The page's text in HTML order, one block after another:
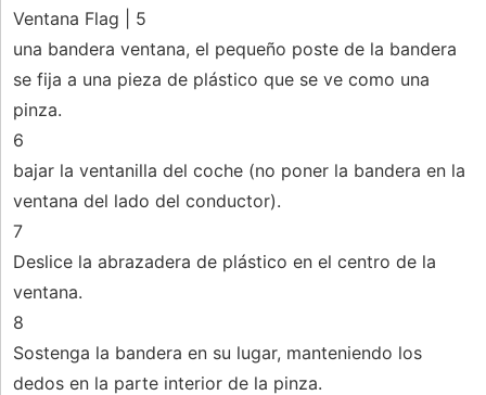
Ventana Flag | 5
una bandera ventana, el pequeño poste de la bandera
se fija a una pieza de plástico que se ve como una
pinza.
6
bajar la ventanilla del coche (no poner la bandera en la
ventana del lado del conductor).
7
Deslice la abrazadera de plástico en el centro de la
ventana.
8
Sostenga la bandera en su lugar, manteniendo los
dedos en la parte interior de la pinza.